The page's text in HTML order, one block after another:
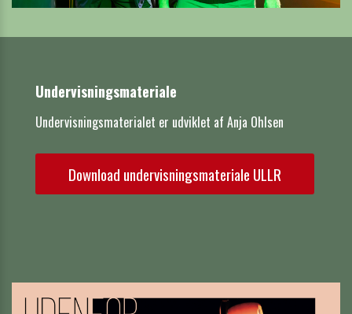
Undervisningsmateriale
Undervisningsmaterialet er udviklet af Anja Ohlsen
Download undervisningsmateriale ULLR